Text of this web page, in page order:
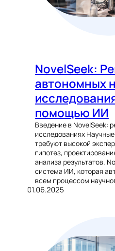
NovelSeek:
автономных
помощью ИИ
Введение в NovelSeek:
исследованиях
требуют высокой
гипотез,
анализа результатов.
система ИИ, которая
всем процессом
01.06.2025